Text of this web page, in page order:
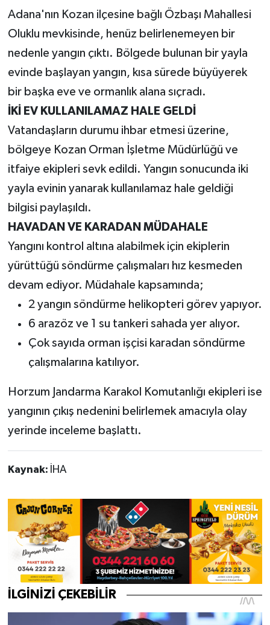
Adana'nın Kozan ilçesine bağlı Özbaşı Mahallesi
Oluklu mevkisinde, henüz belirlenemeyen bir
nedenle yangın çıktı. Bölgede bulunan bir yayla
evinde başlayan yangın, kısa sürede büyüyerek
bir başka eve ve ormanlık alana sıçradı.
İKİ EV KULLANILAMAZ HALE GELDİ
Vatandaşların durumu ihbar etmesi üzerine,
bölgeye Kozan Orman İşletme Müdürlüğü ve
itfaiye ekipleri sevk edildi. Yangın sonucunda iki
yayla evinin yanarak kullanılamaz hale geldiği
bilgisi paylaşıldı.
HAVADAN VE KARADAN MÜDAHALE
Yangını kontrol altına alabilmek için ekiplerin
yürüttüğü söndürme çalışmaları hız kesmeden
devam ediyor. Müdahale kapsamında;
2 yangın söndürme helikopteri görev yapıyor.
6 arazöz ve 1 su tankeri sahada yer alıyor.
Çok sayıda orman işçisi karadan söndürme
çalışmalarına katılıyor.
Horzum Jandarma Karakol Komutanlığı ekipleri ise
yangının çıkış nedenini belirlemek amacıyla olay
yerinde inceleme başlattı.
Kaynak: İHA